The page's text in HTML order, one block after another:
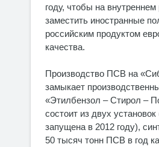
году, чтобы на
заместить иностранные
российским продуктом
качества.
Производство ПСВ на
замыкает
«Этилбензол – Стирол –
состоит из двух установок
запущена в 2012 году),
50 тысяч тонн ПСВ в год